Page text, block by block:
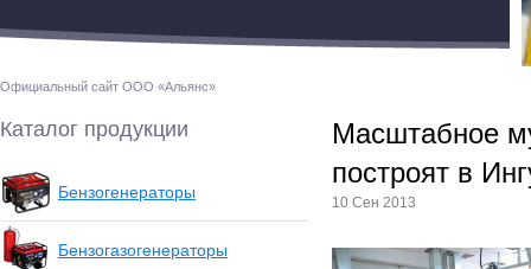
Официальный сайт ООО «Альянс»
Каталог продукции
Бензогенераторы
Бензогазогенераторы
Масштабное
построят в
10 Сен 2013